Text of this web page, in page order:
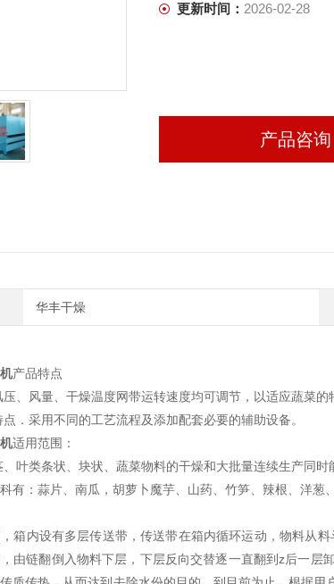
更新时间： 2026-02-28
产品咨询
华丰干燥
产品特点
、风量、干燥温度网带运转速度均可调节，以适应蔬菜的
．采用不同的工艺流程及添加配套必要的辅助设备。
适用范围：
叶类条状、块状、蔬菜物料的干燥和大批量连续生产同时
有：蒜片、南瓜，胡萝卜魔芋、山药、竹笋、辣根、洋葱
箱内设有多层传送带，传送带在箱内循环运动，物料从
由链翻倒入物料下层，下层反向交替逐一直翻到z后一